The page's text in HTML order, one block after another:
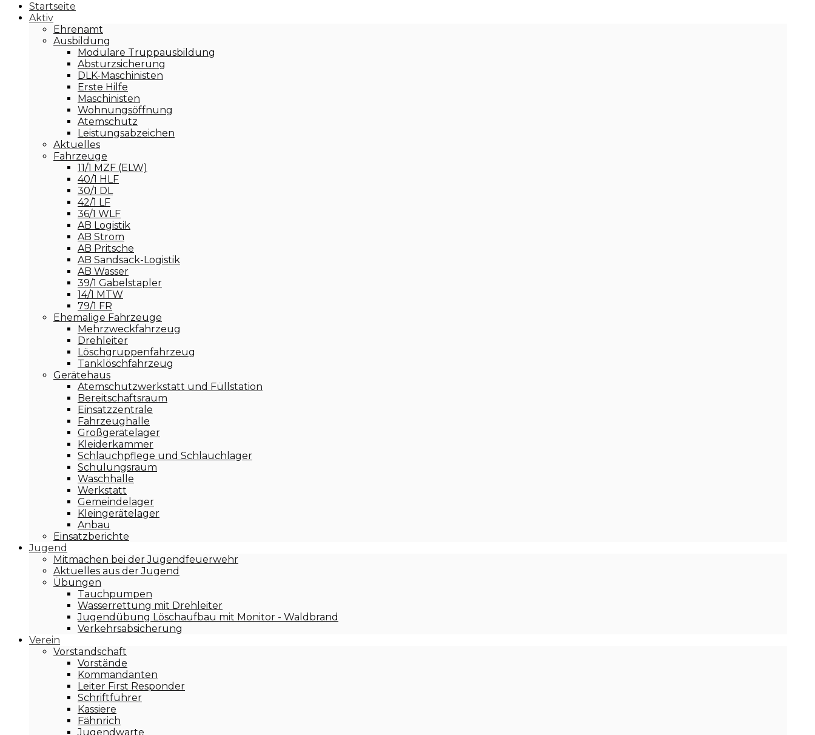
Startseite
Aktiv
Ehrenamt
Ausbildung
Modulare Truppausbildung
Absturzsicherung
DLK-Maschinisten
Erste Hilfe
Maschinisten
Wohnungsöffnung
Atemschutz
Leistungsabzeichen
Aktuelles
Fahrzeuge
11/1 MZF (ELW)
40/1 HLF
30/1 DL
42/1 LF
36/1 WLF
AB Logistik
AB Strom
AB Pritsche
AB Sandsack-Logistik
AB Wasser
39/1 Gabelstapler
14/1 MTW
79/1 FR
Ehemalige Fahrzeuge
Mehrzweckfahrzeug
Drehleiter
Löschgruppenfahrzeug
Tanklöschfahrzeug
Gerätehaus
Atemschutzwerkstatt und Füllstation
Bereitschaftsraum
Einsatzzentrale
Fahrzeughalle
Großgerätelager
Kleiderkammer
Schlauchpflege und Schlauchlager
Schulungsraum
Waschhalle
Werkstatt
Gemeindelager
Kleingerätelager
Anbau
Einsatzberichte
Jugend
Mitmachen bei der Jugendfeuerwehr
Aktuelles aus der Jugend
Übungen
Tauchpumpen
Wasserrettung mit Drehleiter
Jugendübung Löschaufbau mit Monitor - Waldbrand
Verkehrsabsicherung
Verein
Vorstandschaft
Vorstände
Kommandanten
Leiter First Responder
Schriftführer
Kassiere
Fähnrich
Jugendwarte